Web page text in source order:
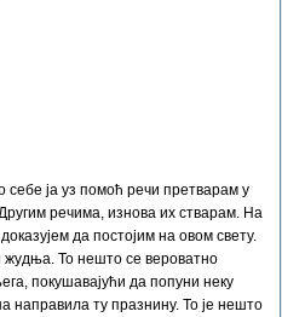
ја уз помоћ речи претварам у
речима, изнова их стварам. На
да постојим на овом свету.
жудња. То нешто се вероватно
покушавајући да попуни неку
направила ту празнину. То је нешто